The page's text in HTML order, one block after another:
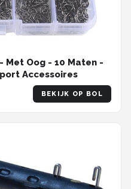
Met Oog - 10 Maten -
Accessoires
BEKIJK OP BOL